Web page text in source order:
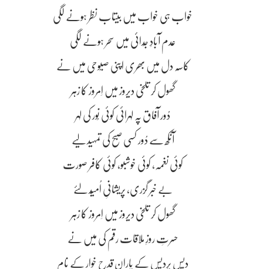
خواب ہی خواب میں بیتاب نظر ہونے لگی
عدم آبادِ جُدائی میں سحر ہونے لگی
کاسہ دل میں بھری اپنی صبُوحی میں نے
گھول کر تلخی دیروز میں اِمروز کا زہر
دُور آفاق پہ لہرائی کوئی نُور کی لہر
آنکھ سے دُور کسی صبح کی تمہید لیے
کوئی نغمہ، کوئی خوشبو، کوئی کافر صورت
بے خبر گزری، پریشانیِ اُمیّد لئے
گھول کر تلخی دیروز میں اِمروز کا زہر
حسرتِ روزِ ملاقات رقم کی میں نے
دیس پردیس کے یارانِ قدح خوار کے نام